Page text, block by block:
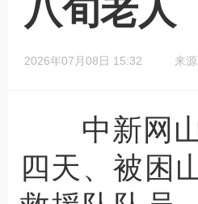
八旬老人
2026年07月08日 15:32 来
中新网山
四天、被困